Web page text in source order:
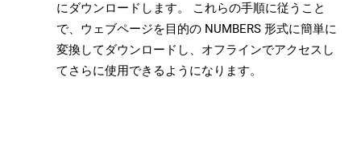
にダウンロードします。 これらの手順に従うこと
で、ウェブページを目的の NUMBERS 形式に簡単に
変換してダウンロードし、オフラインでアクセスし
てさらに使用できるようになります。